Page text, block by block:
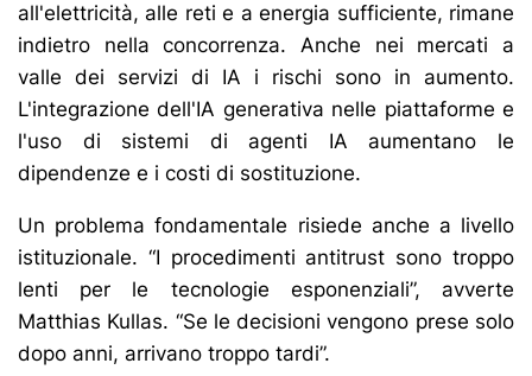
all'elettricità, alle reti e a energia sufficiente, rimane
indietro nella concorrenza. Anche nei mercati a
valle dei servizi di IA i rischi sono in aumento.
L'integrazione dell'IA generativa nelle piattaforme e
l'uso di sistemi di agenti IA aumentano le
dipendenze e i costi di sostituzione.
Un problema fondamentale risiede anche a livello
istituzionale. “I procedimenti antitrust sono troppo
lenti per le tecnologie esponenziali”, avverte
Matthias Kullas. “Se le decisioni vengono prese solo
dopo anni, arrivano troppo tardi”.